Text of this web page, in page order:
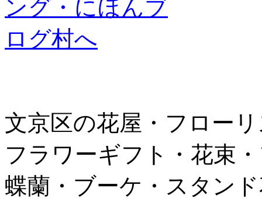
文京区の花屋・フロー
フラワーギフト・花束
蝶蘭・ブーケ・スタン